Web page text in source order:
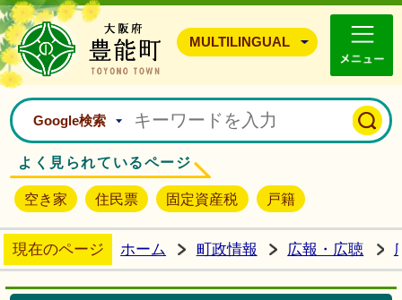
豊能町ホームページ
MULTILINGUAL
Google検索
よく見られているページ
空き家 住民票 固定資産税 戸籍
現在のページ ホーム 町政情報 広報・広聴